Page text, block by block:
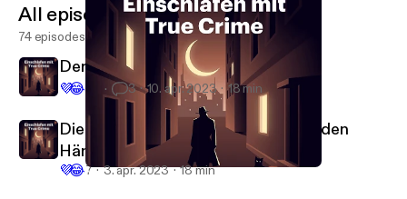
Niels Högel: Todesengel im Krankenhaus
All episodes
74 episodes
Der Madonnenraub
💜😂 3 10. apr. 2023 18 min
Die OPEC-Geiselnahme: Minister in den
Händen von Terroristen
💜😂7 3. apr. 2023 18 min